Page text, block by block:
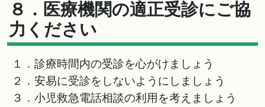
８．医療機関の適正受診にご協
力ください
１．診療時間内の受診を心がけましょう
２．安易に受診をしないようにしましょう
３．小児救急電話相談の利用を考えましょう